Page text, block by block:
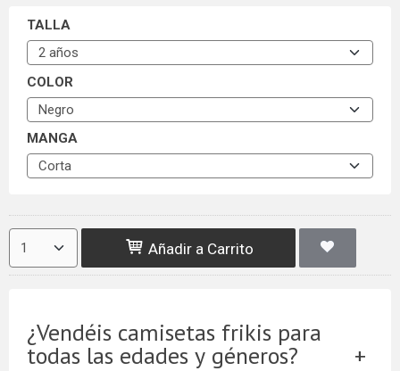
TALLA
COLOR
MANGA
Añadir a Carrito
¿Vendéis camisetas frikis para
todas las edades y géneros?